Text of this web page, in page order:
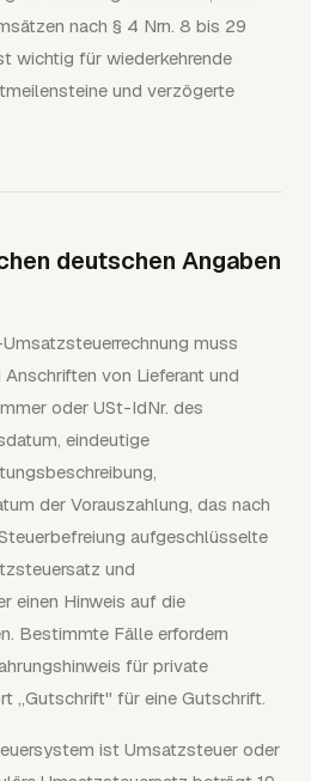
nach § 4 Nrn. 8 bis 29
wichtig für wiederkehrende
und verzögerte
deutschen Angaben
muss
von Lieferant und
oder USt-IdNr. des
eindeutige
der Vorauszahlung, das nach
aufgeschlüsselte
und
einen Hinweis auf die
Bestimmte Fälle erfordern
für private
„Gutschrift" für eine Gutschrift.
ist Umsatzsteuer oder